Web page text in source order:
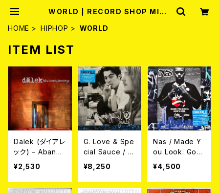
WORLD | RECORD SHOP MISE
HOME
HIPHOP WORLD
ITEM LIST
Dälek (ダイアレ
ック) – Abando
ned Language
(帯付き国内盤C
D)
¥2,530
G. Love & Spe
cial Sauce / G.
Love & Specia
l Sauce (COL
OR VINYL/2xL
¥8,250
Nas / Made Y
ou Look: Go
d's Son Live 2
¥4,500